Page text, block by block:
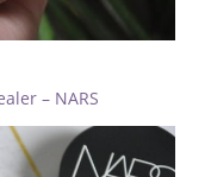
– NARS